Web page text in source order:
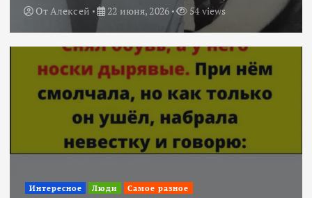
ОтАлексей 22 июня, 2026 54 views
Интересное Люди Самое разное